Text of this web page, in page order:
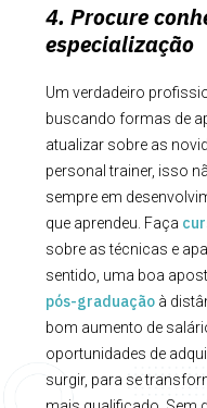
4. Procure
especialização
Um verdadeiro
buscando formas de
atualizar sobre as
personal trainer, isso
sempre em
que aprendeu. Faça
sobre as técnicas e
sentido, uma boa
pós-graduaçãoà
bom aumento de
oportunidades de
surgir, para se